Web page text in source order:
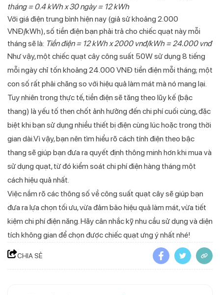
tháng = 0.4 kWh x 30 ngày = 12 kWh
Với giá điện trung bình hiện nay (giả sử khoảng 2.000
VNĐ/kWh), số tiền điện bạn phải trả cho chiếc quạt này mỗi
tháng sẽ là: Tiền điện = 12 kWh x 2000 vnđ/kWh = 24.000 vnđ
Như vậy, một chiếc quạt cây công suất 50W sử dụng 8 tiếng
mỗi ngày chỉ tốn khoảng 24.000 VNĐ tiền điện mỗi tháng; một
con số rất phải chăng so với hiệu quả làm mát mà nó mang lại.
Tuy nhiên trong thực tế, tiền điện sẽ tăng theo lũy kế (bậc
thang) là yếu tố then chốt ảnh hưởng đến chi phí cuối cùng, đặc
biệt khi bạn sử dụng nhiều thiết bị điện cùng lúc hoặc trong thời
gian dài.Vì vậy, bạn nên tìm hiểu rõ cách tính điện theo bậc
thang sẽ giúp bạn đưa ra quyết định thông minh hơn khi mua và
sử dụng quạt, từ đó kiểm soát chi phí điện hàng tháng một
cách hiệu quả nhất.
Việc nắm rõ các thông số về công suất quạt cây sẽ giúp bạn
đưa ra lựa chọn tối ưu, vừa đảm bảo hiệu quả làm mát, vừa tiết
kiệm chi phí điện năng. Hãy cân nhắc kỹ nhu cầu sử dụng và diện
tích không gian để chọn được chiếc quạt ưng ý nhất nhé!
CHIA SẺ